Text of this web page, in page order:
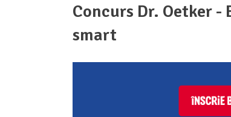
Concurs Dr. Oetker
smart